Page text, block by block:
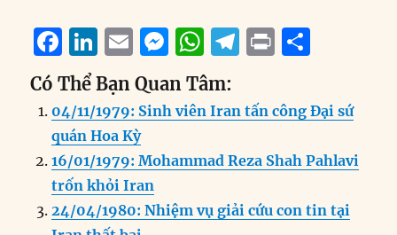
F
a
c
e
b
o
o
Li
n
k
e
d
I
n
E
m
ai
l
M
e
ss
e
n
er
W
h
at
s
A
p
T
e
g
r
m
P
n
t
a
re
Có Thể Bạn Quan Tâm:
04/11/1979: Sinh viên Iran tấn công Đại sứ
quán Hoa Kỳ
16/01/1979: Mohammad Reza Shah Pahlavi
trốn khỏi Iran
24/04/1980: Nhiệm vụ giải cứu con tin tại